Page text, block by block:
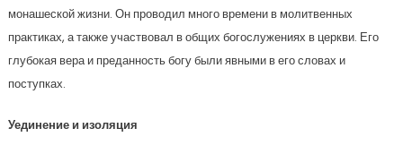
монашеской жизни. Он проводил много времени в молитвенных
практиках, а также участвовал в общих богослужениях в церкви. Его
глубокая вера и преданность богу были явными в его словах и
поступках.
Уединение и изоляция